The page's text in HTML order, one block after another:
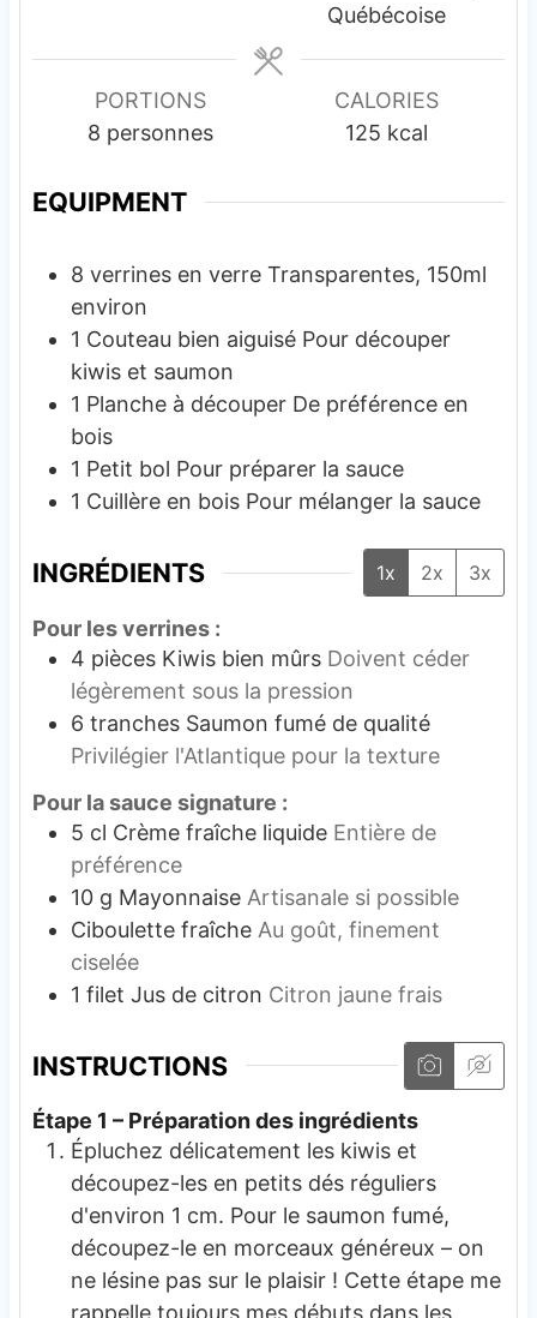
Québécoise
PORTIONS
8 personnes
CALORIES
125 kcal
EQUIPMENT
8 verrines en verre Transparentes, 150ml
environ
1 Couteau bien aiguisé Pour découper
kiwis et saumon
1 Planche à découper De préférence en
bois
1 Petit bol Pour préparer la sauce
1 Cuillère en bois Pour mélanger la sauce
INGRÉDIENTS 1x 2x 3x
Pour les verrines :
4 pièces Kiwis bien mûrs Doivent céder
légèrement sous la pression
6 tranches Saumon fumé de qualité
Privilégier l'Atlantique pour la texture
Pour la sauce signature :
5 cl Crème fraîche liquide Entière de
préférence
10 g Mayonnaise Artisanale si possible
Ciboulette fraîche Au goût, finement
ciselée
1 filet Jus de citron Citron jaune frais
INSTRUCTIONS
Étape 1 – Préparation des ingrédients
Épluchez délicatement les kiwis et
découpez-les en petits dés réguliers
d'environ 1 cm. Pour le saumon fumé,
découpez-le en morceaux généreux – on
ne lésine pas sur le plaisir ! Cette étape me
rappelle toujours mes débuts dans les